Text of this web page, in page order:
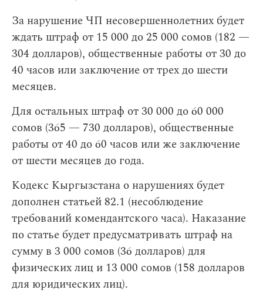
За нарушение ЧП несовершеннолетних будет
ждать штраф от 15 000 до 25 000 сомов (182 —
304 долларов), общественные работы от 30 до
40 часов или заключение от трех до шести
месяцев.
Для остальных штраф от 30 000 до 60 000
сомов (365 — 730 долларов), общественные
работы от 40 до 60 часов или же заключение
от шести месяцев до года.
Кодекс Кыргызстана о нарушениях будет
дополнен статьей 82.1 (несоблюдение
требований комендантского часа). Наказание
по статье будет предусматривать штраф на
сумму в 3 000 сомов (36 долларов) для
физических лиц и 13 000 сомов (158 долларов
для юридических лиц).